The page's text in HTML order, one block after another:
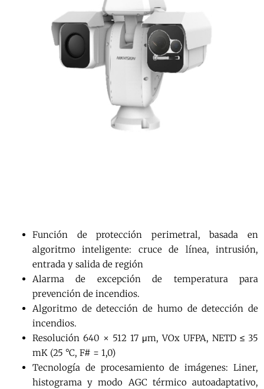
Función de protección perimetral, basada en
algoritmo inteligente: cruce de línea, intrusión,
entrada y salida de región
Alarma de excepción de temperatura para
prevención de incendios.
Algoritmo de detección de humo de detección de
incendios.
Resolución 640 × 512 17 μm, VOx UFPA, NETD ≤ 35
mK (25 °C, F# = 1,0)
Tecnología de procesamiento de imágenes: Liner,
histograma y modo AGC térmico autoadaptativo,